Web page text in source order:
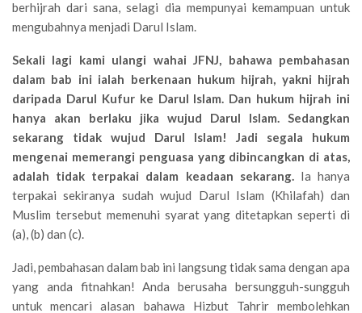
berhijrah dari sana, selagi dia mempunyai kemampuan untuk
mengubahnya menjadi Darul Islam.
Sekali lagi kami ulangi wahai JFNJ, bahawa pembahasan
dalam bab ini ialah berkenaan hukum hijrah, yakni hijrah
daripada Darul Kufur ke Darul Islam. Dan hukum hijrah ini
hanya akan berlaku jika wujud Darul Islam. Sedangkan
sekarang tidak wujud Darul Islam! Jadi segala hukum
mengenai memerangi penguasa yang dibincangkan di atas,
adalah tidak terpakai dalam keadaan sekarang.Ia hanya
terpakai sekiranya sudah wujud Darul Islam (Khilafah) dan
Muslim tersebut memenuhi syarat yang ditetapkan seperti di
(a), (b) dan (c).
Jadi, pembahasan dalam bab ini langsung tidak sama dengan apa
yang anda fitnahkan! Anda berusaha bersungguh-sungguh
untuk mencari alasan bahawa Hizbut Tahrir membolehkan